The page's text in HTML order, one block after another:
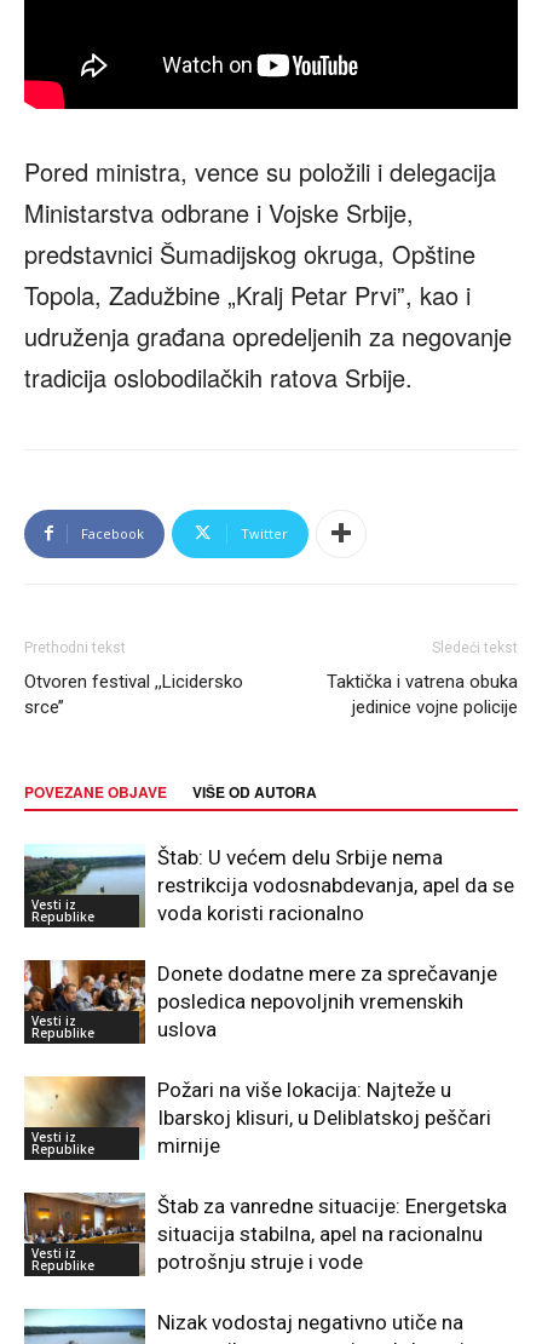
Pored ministra, vence su položili i delegacija
Ministarstva odbrane i Vojske Srbije,
predstavnici Šumadijskog okruga, Opštine
Topola, Zadužbine „Kralj Petar Prviˮ, kao i
udruženja građana opredeljenih za negovanje
tradicija oslobodilačkih ratova Srbije.
Facebook Twitter
Prethodni tekst
Otvoren festival ,,Licidersko
srce’’
Sledeći tekst
Taktička i vatrena obuka
jedinice vojne policije
POVEZANE OBJAVE VIŠE OD AUTORA
Vesti iz
Republike
Štab: U većem delu Srbije nema
restrikcija vodosnabdevanja, apel da se
voda koristi racionalno
Vesti iz
Republike
Donete dodatne mere za sprečavanje
posledica nepovoljnih vremenskih
uslova
Vesti iz
Republike
Požari na više lokacija: Najteže u
Ibarskoj klisuri, u Deliblatskoj peščari
mirnije
Vesti iz
Republike
Štab za vanredne situacije: Energetska
situacija stabilna, apel na racionalnu
potrošnju struje i vode
Nizak vodostaj negativno utiče na